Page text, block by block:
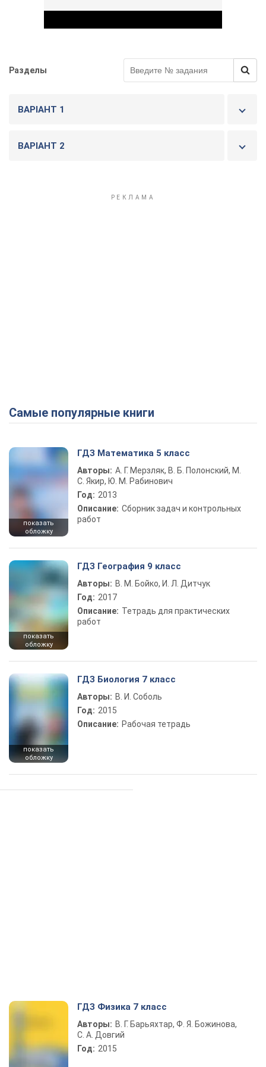
Разделы
ВАРІАНТ 1
ВАРІАНТ 2
Самые популярные книги
показать
обложку
ГДЗ Математика 5 класс
Авторы: А. Г. Мерзляк, В. Б. Полонский, М.
С. Якир, Ю. М. Рабинович
Год: 2013
Описание: Сборник задач и контрольных
работ
показать
обложку
ГДЗ География 9 класс
Авторы: В. М. Бойко, И. Л. Дитчук
Год: 2017
Описание: Тетрадь для практических
работ
показать
обложку
ГДЗ Биология 7 класс
Авторы: В. И. Соболь
Год: 2015
Описание: Рабочая тетрадь
ГДЗ Физика 7 класс
Авторы: В. Г. Барьяхтар, Ф. Я. Божинова,
С. А. Довгий
Год: 2015